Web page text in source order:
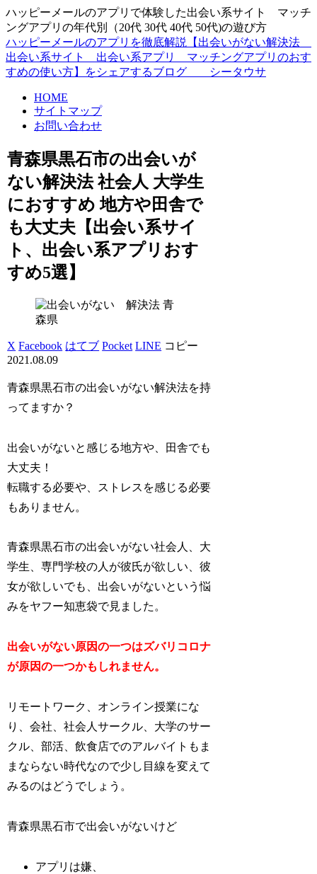
ハッピーメールのアプリで体験した出会い系サイト マッチ
ングアプリの年代別（20代 30代 40代 50代)の遊び方
ハッピーメールのアプリを徹底解説【出会いがない解決法
出会い系サイト 出会い系アプリ マッチングアプリのおす
すめの使い方】をシェアするブログ シータウサ
HOME
サイトマップ
お問い合わせ
青森県黒石市の出会いが
ない解決法 社会人 大学生
におすすめ 地方や田舎で
も大丈夫【出会い系サイ
ト、出会い系アプリおす
すめ5選】
青
森県
X Facebook はてブ Pocket LINE コピー
2021.08.09
青森県黒石市の出会いがない解決法を持
ってますか？
出会いがないと感じる地方や、田舎でも
大丈夫！
転職する必要や、ストレスを感じる必要
もありません。
青森県黒石市の出会いがない社会人、大
学生、専門学校の人が彼氏が欲しい、彼
女が欲しいでも、出会いがないという悩
みをヤフー知恵袋で見ました。
出会いがない原因の一つはズバリコロナ
が原因の一つかもしれません。
リモートワーク、オンライン授業にな
り、会社、社会人サークル、大学のサー
クル、部活、飲食店でのアルバイトもま
まならない時代なので少し目線を変えて
みるのはどうでしょう。
青森県黒石市で出会いがないけど
アプリは嫌、